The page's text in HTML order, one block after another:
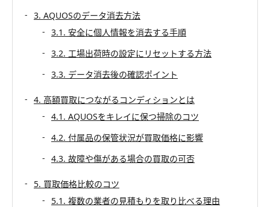
3. AQUOSのデータ消去方法
3.1. 安全に個人情報を消去する手順
3.2. 工場出荷時の設定にリセットする方法
3.3. データ消去後の確認ポイント
4. 高額買取につながるコンディションとは
4.1. AQUOSをキレイに保つ掃除のコツ
4.2. 付属品の保管状況が買取価格に影響
4.3. 故障や傷がある場合の買取の可否
5. 買取価格比較のコツ
5.1. 複数の業者の見積もりを取り比べる理由